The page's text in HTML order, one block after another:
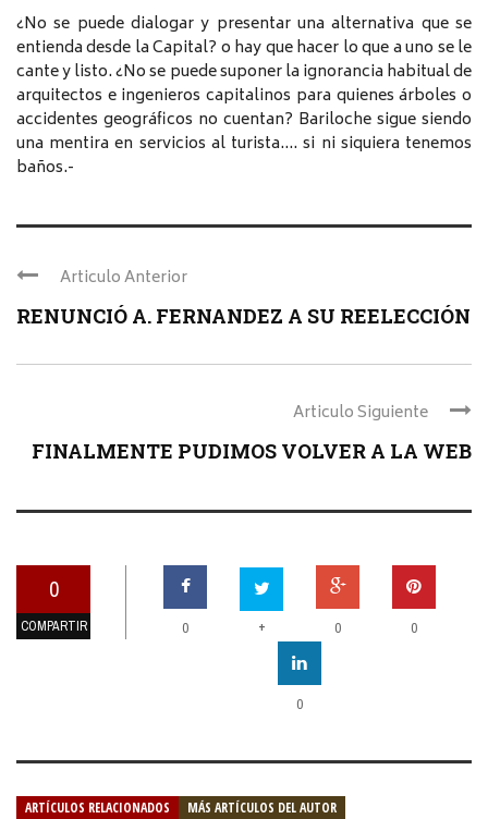
¿No se puede dialogar y presentar una alternativa que se
entienda desde la Capital? o hay que hacer lo que a uno se le
cante y listo. ¿No se puede suponer la ignorancia habitual de
arquitectos e ingenieros capitalinos para quienes árboles o
accidentes geográficos no cuentan? Bariloche sigue siendo
una mentira en servicios al turista…. si ni siquiera tenemos
baños.-
Articulo Anterior
RENUNCIÓ A. FERNANDEZ A SU REELECCIÓN
Articulo Siguiente
FINALMENTE PUDIMOS VOLVER A LA WEB
0
COMPARTIR 0 + 0 0
0
ARTÍCULOS RELACIONADOS MÁS ARTÍCULOS DEL AUTOR